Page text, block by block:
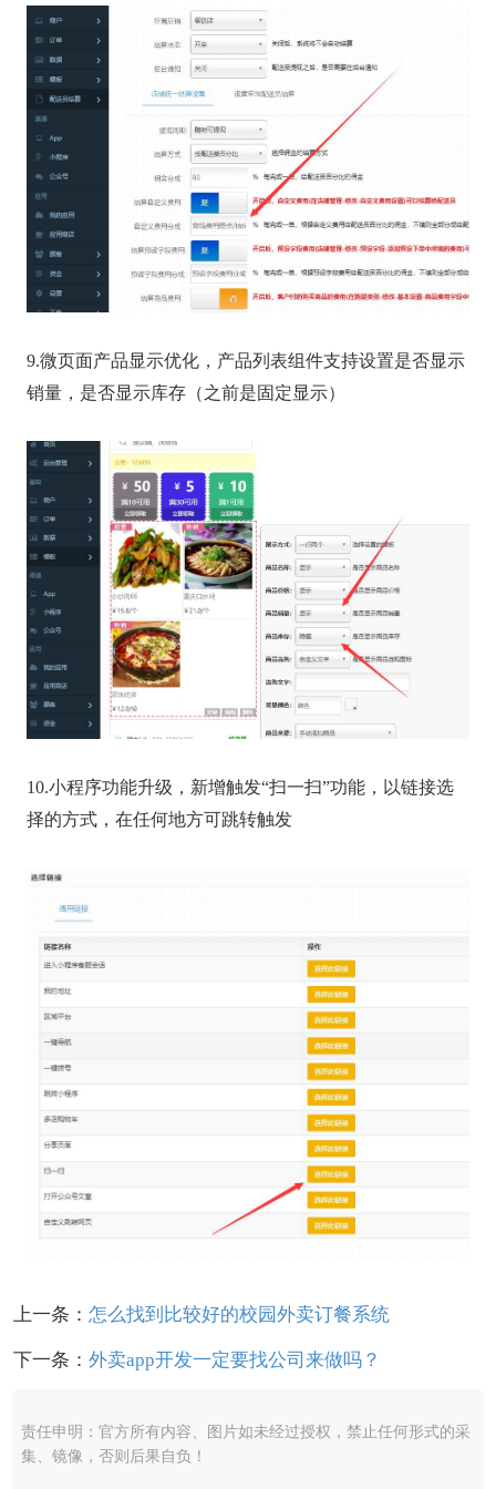
9.微页面产品显示优化，产品列表组件支持设置是否显示
销量，是否显示库存（之前是固定显示）
10.小程序功能升级，新增触发“扫一扫”功能，以链接选
择的方式，在任何地方可跳转触发
上一条： 怎么找到比较好的校园外卖订餐系统
下一条： 外卖app开发一定要找公司来做吗？
责任申明：官方所有内容、图片如未经过授权，禁止任何形式的采
集、镜像，否则后果自负！